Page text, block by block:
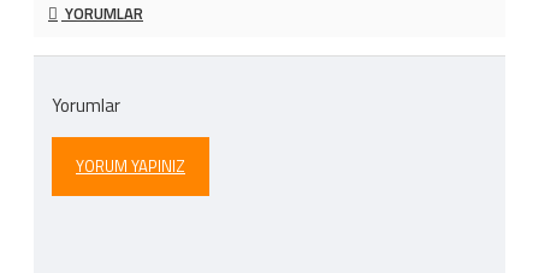
YORUMLAR
Yorumlar
YORUM YAPINIZ